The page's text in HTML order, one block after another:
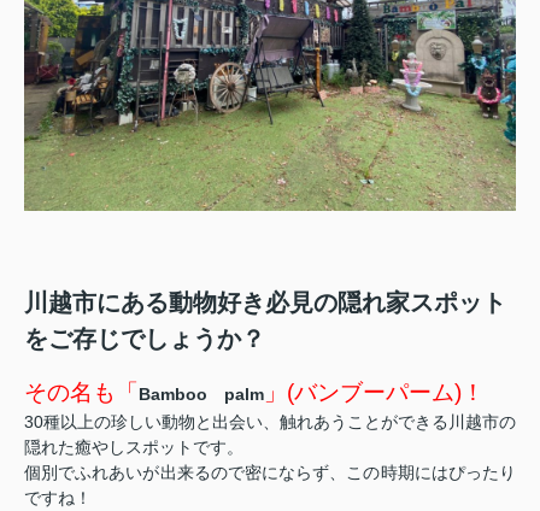
川越市にある動物好き必見の隠れ家スポット
をご存じでしょうか？
その名も「 Bamboo palm 」(バンブーパーム)！
30種以上の珍しい動物と出会い、触れあうことができる川越市の
隠れた癒やしスポットです。
個別でふれあいが出来るので密にならず、この時期にはぴったり
ですね！